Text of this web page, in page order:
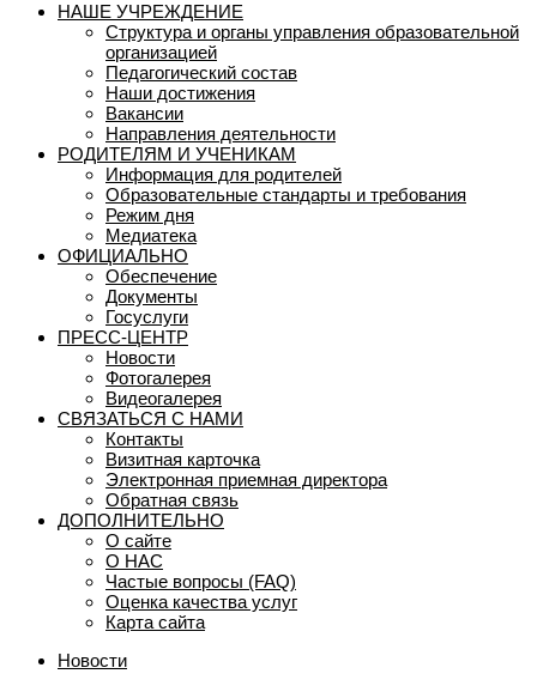
НАШЕ УЧРЕЖДЕНИЕ
Структура и органы управления образовательной
организацией
Педагогический состав
Наши достижения
Вакансии
Направления деятельности
РОДИТЕЛЯМ И УЧЕНИКАМ
Информация для родителей
Образовательные стандарты и требования
Режим дня
Медиатека
ОФИЦИАЛЬНО
Обеспечение
Документы
Госуслуги
ПРЕСС-ЦЕНТР
Новости
Фотогалерея
Видеогалерея
СВЯЗАТЬСЯ С НАМИ
Контакты
Визитная карточка
Электронная приемная директора
Обратная связь
ДОПОЛНИТЕЛЬНО
О сайте
О НАС
Частые вопросы (FAQ)
Оценка качества услуг
Карта сайта
Новости